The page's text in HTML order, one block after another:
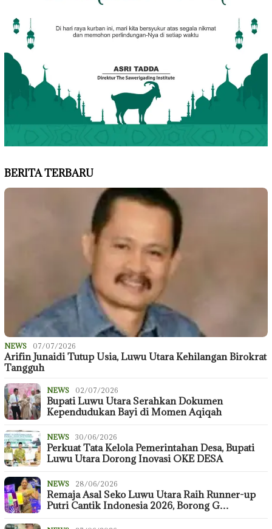
BERITA TERBARU
NEWS 07/07/2026
Arifin Junaidi Tutup Usia, Luwu Utara Kehilangan Birokrat
Tangguh
NEWS 02/07/2026
Bupati Luwu Utara Serahkan Dokumen
Kependudukan Bayi di Momen Aqiqah
NEWS 30/06/2026
Perkuat Tata Kelola Pemerintahan Desa, Bupati
Luwu Utara Dorong Inovasi OKE DESA
NEWS 28/06/2026
Remaja Asal Seko Luwu Utara Raih Runner-up
Putri Cantik Indonesia 2026, Borong G…